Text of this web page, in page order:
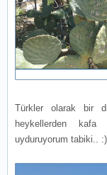
Türkler olarak bir
heykellerden kafa
uyduruyorum tabiki.. :)